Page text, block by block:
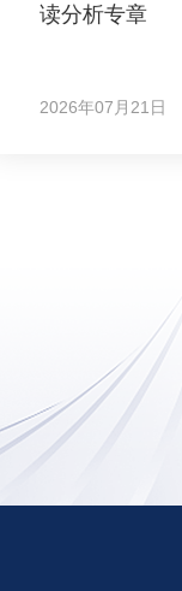
读分析专章
2026年07月21日